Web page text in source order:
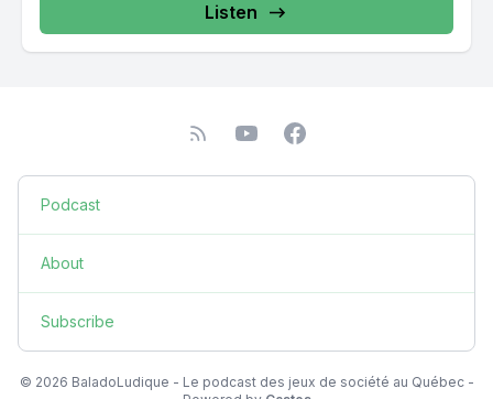
Listen
Podcast
About
Subscribe
© 2026 BaladoLudique - Le podcast des jeux de société au Québec -